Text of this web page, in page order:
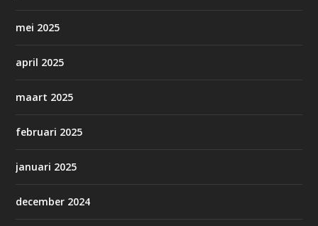
mei 2025
april 2025
maart 2025
februari 2025
januari 2025
december 2024